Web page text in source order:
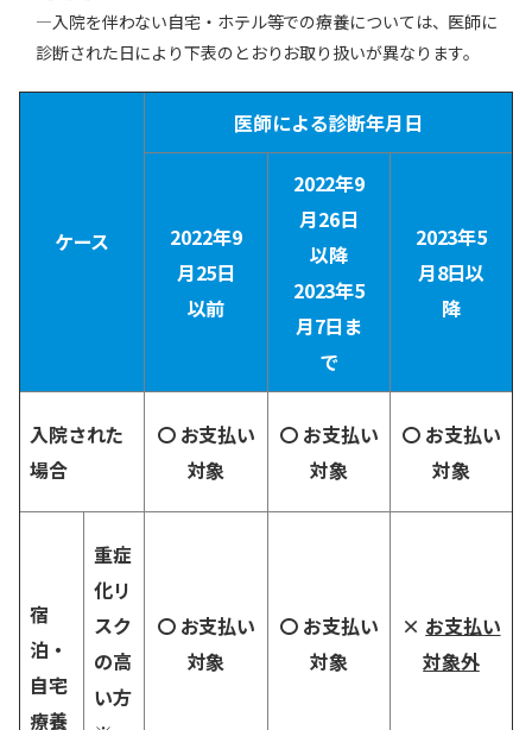
―入院を伴わない自宅・ホテル等での療養については、医師に
診断された日により下表のとおりお取り扱いが異なります。
ケース
医師による診断年月日
2022年9
月25日
以前
2022年9
月26日
以降
2023年5
月7日ま
で
2023年5
月8日以
降
入院された
場合
〇 お支払い
対象
〇 お支払い
対象
〇 お支払い
対象
宿
泊・
自宅
療養
重症
化リ
スク
の高
い方
〇 お支払い
対象
〇 お支払い
対象
× お支払い
対象外